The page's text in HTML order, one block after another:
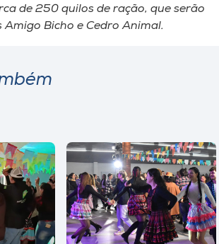
de 250 quilos de ração, que serão
Amigo Bicho e Cedro Animal.